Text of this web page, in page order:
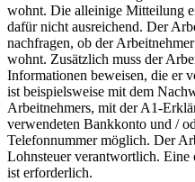
wohnt. Die alleinige Mitteilung
dafür nicht ausreichend. Der
nachfragen, ob der
wohnt. Zusätzlich muss der
Informationen beweisen, die er
ist beispielsweise mit dem
Arbeitnehmers, mit der A1-
verwendeten Bankkonto und /
Telefonnummer möglich. Der
Lohnsteuer verantwortlich. Eine
ist erforderlich.